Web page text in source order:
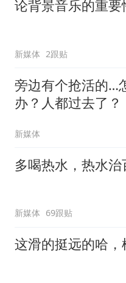
论背景音乐的重要
新媒体 2跟贴
旁边有个抢活的…
办？人都过去了？
新媒体
多喝热水，热水治
新媒体 69跟贴
这滑的挺远的哈，